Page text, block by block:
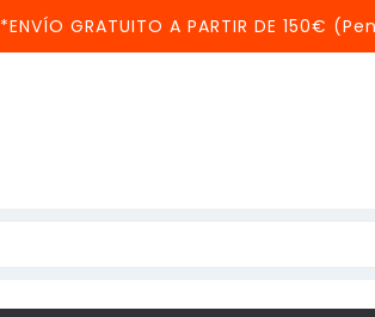
*ENVÍO GRATUITO A PARTIR DE 150€